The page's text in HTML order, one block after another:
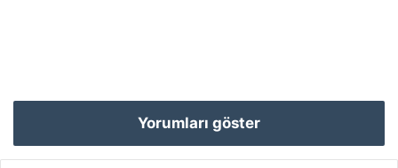
Yorumları göster